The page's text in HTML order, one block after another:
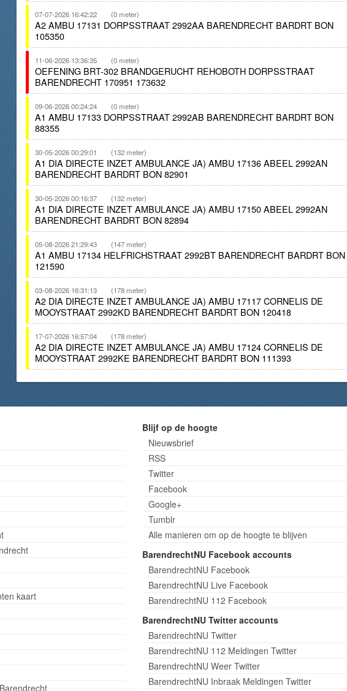
07-07-2026 16:42:22 (0 meter)
A2 AMBU 17131 DORPSSTRAAT 2992AA BARENDRECHT BARDRT BON
105350
11-06-2026 13:36:35 (0 meter)
OEFENING BRT-302 BRANDGERUCHT REHOBOTH DORPSSTRAAT
BARENDRECHT 170951 173632
09-06-2026 00:24:24 (0 meter)
A1 AMBU 17133 DORPSSTRAAT 2992AB BARENDRECHT BARDRT BON
88355
30-05-2026 00:29:01 (132 meter)
A1 DIA DIRECTE INZET AMBULANCE JA) AMBU 17136 ABEEL 2992AN
BARENDRECHT BARDRT BON 82901
30-05-2026 00:16:37 (132 meter)
A1 DIA DIRECTE INZET AMBULANCE JA) AMBU 17150 ABEEL 2992AN
BARENDRECHT BARDRT BON 82894
05-08-2026 21:29:43 (147 meter)
A1 AMBU 17134 HELFRICHSTRAAT 2992BT BARENDRECHT BARDRT BON
121590
03-08-2026 16:31:13 (178 meter)
A2 DIA DIRECTE INZET AMBULANCE JA) AMBU 17117 CORNELIS DE
MOOYSTRAAT 2992KD BARENDRECHT BARDRT BON 120418
17-07-2026 16:57:04 (178 meter)
A2 DIA DIRECTE INZET AMBULANCE JA) AMBU 17124 CORNELIS DE
MOOYSTRAAT 2992KE BARENDRECHT BARDRT BON 111393
kaart
Blijf op de hoogte
Nieuwsbrief
RSS
Twitter
Facebook
Google+
Tumblr
Alle manieren om op de hoogte te blijven
BarendrechtNU Facebook accounts
BarendrechtNU Facebook
BarendrechtNU Live Facebook
BarendrechtNU 112 Facebook
BarendrechtNU Twitter accounts
BarendrechtNU Twitter
BarendrechtNU 112 Meldingen Twitter
BarendrechtNU Weer Twitter
BarendrechtNU Inbraak Meldingen Twitter